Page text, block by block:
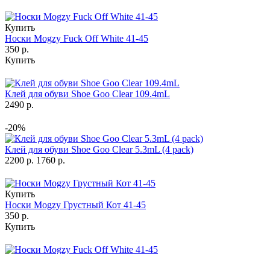
Купить
Носки Mogzy Fuck Off White 41-45
350 р.
Купить
Клей для обуви Shoe Goo Clear 109.4mL
2490 р.
-20%
Клей для обуви Shoe Goo Clear 5.3mL (4 pack)
2200 р. 1760 р.
Купить
Носки Mogzy Грустный Кот 41-45
350 р.
Купить